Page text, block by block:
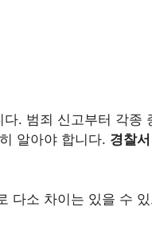
. 범죄 신고부터 각종
알아야 합니다. 경찰
다소 차이는 있을 수